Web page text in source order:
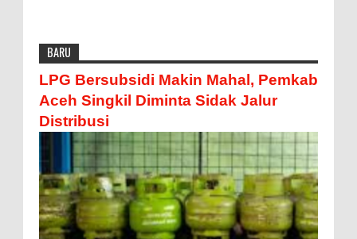
BARU
LPG Bersubsidi Makin Mahal, Pemkab
Aceh Singkil Diminta Sidak Jalur
Distribusi